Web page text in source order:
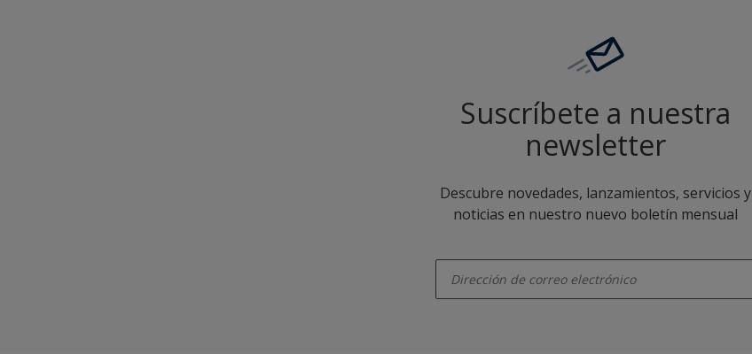
Suscríbete a nuestra
newsletter
Descubre novedades, lanzamientos, servicios y
noticias en nuestro nuevo boletín mensual